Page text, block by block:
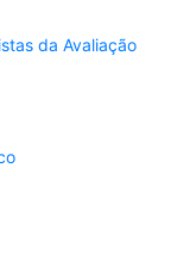
da Avaliação